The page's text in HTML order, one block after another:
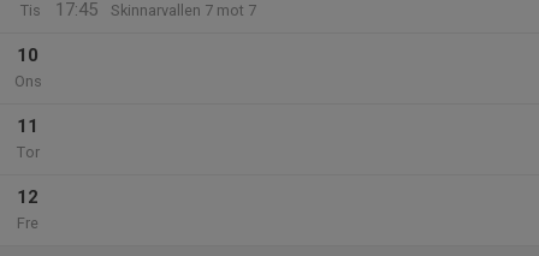
Tis
17:45
Skinnarvallen 7 mot 7
10
Ons
11
Tor
12
Fre